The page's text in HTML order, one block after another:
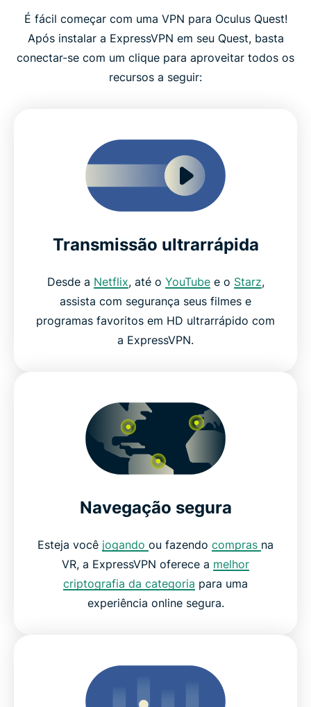
É fácil começar com uma VPN para Oculus Quest!
Após instalar a ExpressVPN em seu Quest, basta
conectar-se com um clique para aproveitar todos os
recursos a seguir:
Transmissão ultrarrápida
Desde a Netflix, até o YouTubee o Starz,
assista com segurança seus filmes e
programas favoritos em HD ultrarrápido com
a ExpressVPN.
Navegação segura
Esteja você jogando ou fazendo compras na
VR, a ExpressVPN oferece a melhor
criptografia da categoria para uma
experiência online segura.